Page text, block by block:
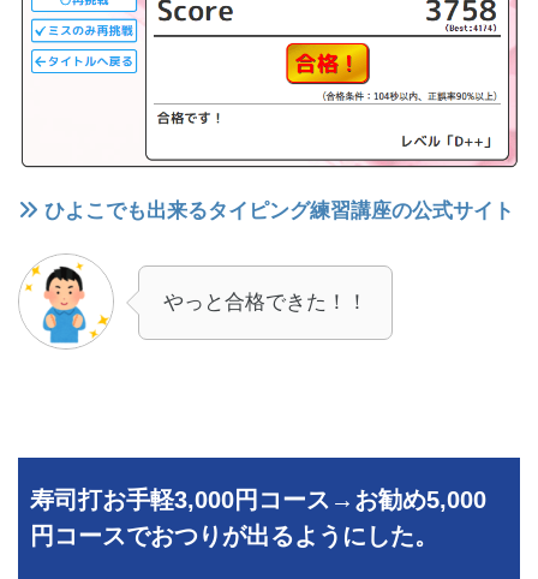
ひよこでも出来るタイピング練習講座の公式サイト
やっと合格できた！！
寿司打お手軽3,000円コース→お勧め5,000
円コースでおつりが出るようにした。